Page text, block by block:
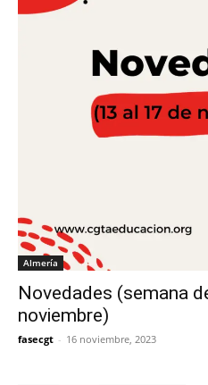
Almería
Novedades (semana
noviembre)
fasecgt - 16 noviembre, 2023